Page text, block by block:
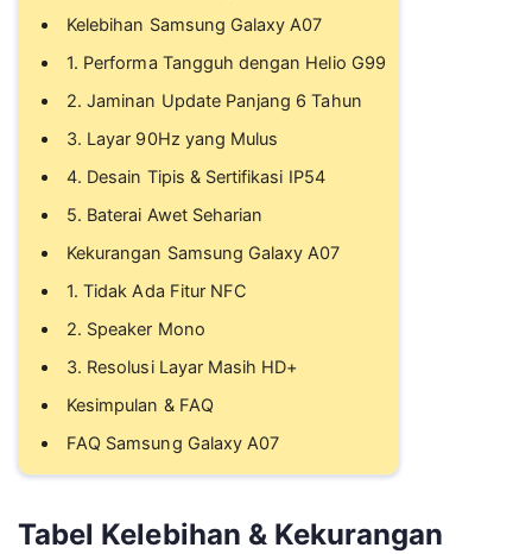
Kelebihan Samsung Galaxy A07
1. Performa Tangguh dengan Helio G99
2. Jaminan Update Panjang 6 Tahun
3. Layar 90Hz yang Mulus
4. Desain Tipis & Sertifikasi IP54
5. Baterai Awet Seharian
Kekurangan Samsung Galaxy A07
1. Tidak Ada Fitur NFC
2. Speaker Mono
3. Resolusi Layar Masih HD+
Kesimpulan & FAQ
FAQ Samsung Galaxy A07
Tabel Kelebihan & Kekurangan